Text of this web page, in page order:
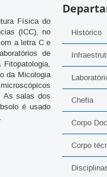
Física do
(ICC), no
a letra C e
de
da Micologia
As salas dos
é usado
Histórico
Chefia
Corpo
Corpo